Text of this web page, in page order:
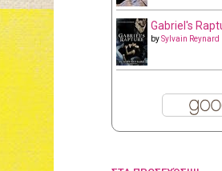
Gabriel's
bySylvain Reynard